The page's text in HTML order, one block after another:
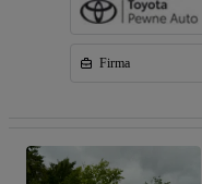
Firma